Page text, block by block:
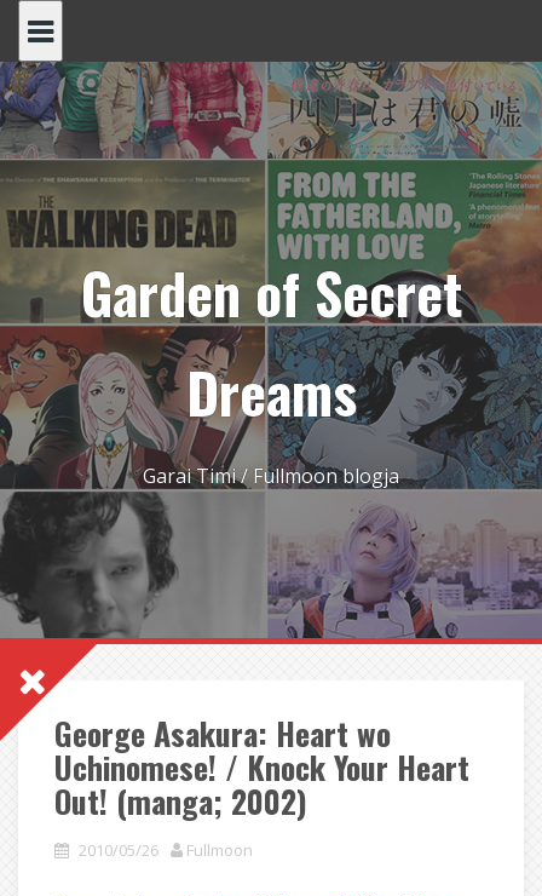
content
Garden of Secret
Dreams
Garai Timi / Fullmoon blogja
George Asakura: Heart wo
Uchinomese! / Knock Your Heart
Out! (manga; 2002)
2010/05/26 Fullmoon